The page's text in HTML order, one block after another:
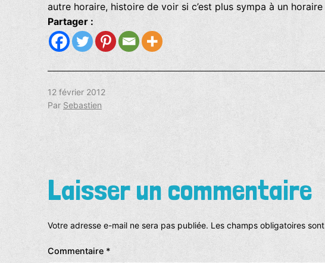
autre horaire, histoire de voir si c’est plus sympa à un
Partager :
Publié
le
12 février 2012
Par Sebastien
Laisser un commentaire
Votre adresse e-mail ne sera pas publiée. Les champs obligatoires
Commentaire *